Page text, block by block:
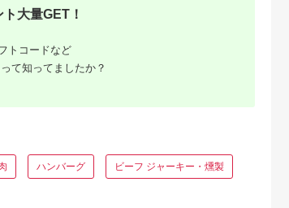
大量GET！
トコードなど
て知ってましたか？
ハンバーグ ビーフ ジャーキー・燻製